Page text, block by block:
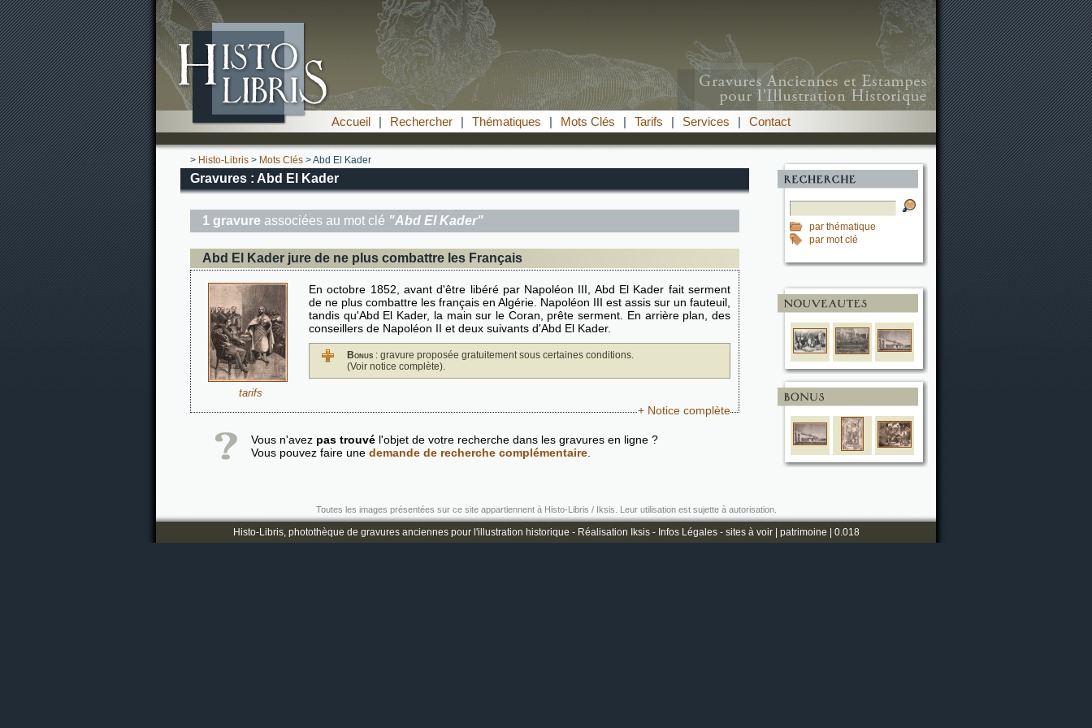
Accueil | Rechercher | Thématiques | Mots Clés | Tarifs | Services | Contact
par thématique
par mot clé
> Histo-Libris > Mots Clés > Abd El Kader
Gravures : Abd El Kader
1 gravure associées au mot clé "Abd El Kader"
Abd El Kader jure de ne plus combattre les Français
tarifs
En octobre 1852, avant d'être libéré par Napoléon III, Abd El Kader fait serment
de ne plus combattre les français en Algérie. Napoléon III est assis sur un fauteuil,
tandis qu'Abd El Kader, la main sur le Coran, prête serment. En arrière plan, des
conseillers de Napoléon II et deux suivants d'Abd El Kader.
Bonus : gravure proposée gratuitement sous certaines conditions.
(Voir notice complète).
+ Notice complète
Vous n'avez pas trouvé l'objet de votre recherche dans les gravures en ligne ?
Vous pouvez faire une demande de recherche complémentaire
Toutes les images présentées sur ce site appartiennent à Histo-Libris / Iksis. Leur utilisation est sujette à autorisation.
Histo-Libris, photothèque de gravures anciennes pour l'illustration historique - Réalisation Iksis- Infos Légales- sites à voir| patrimoine | 0.018